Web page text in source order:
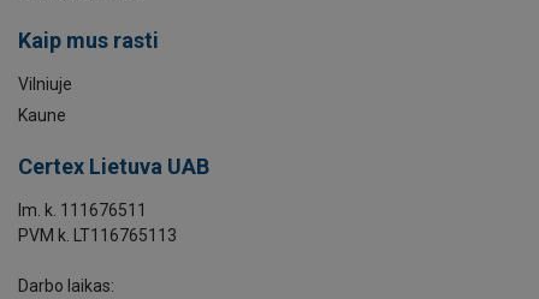
Kaip mus rasti
Vilniuje
Kaune
Certex Lietuva UAB
Im. k. 111676511
PVM k. LT116765113
Darbo laikas: